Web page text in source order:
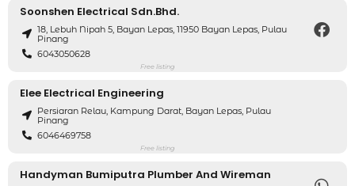
Soonshen Electrical Sdn.Bhd.
18, Lebuh Nipah 5, Bayan Lepas, 11950 Bayan Lepas, Pulau
Pinang
6043050628
Free listing
Elee Electrical Engineering
Persiaran Relau, Kampung Darat, Bayan Lepas, Pulau
Pinang
6046469758
Free listing
Handyman Bumiputra Plumber And Wireman